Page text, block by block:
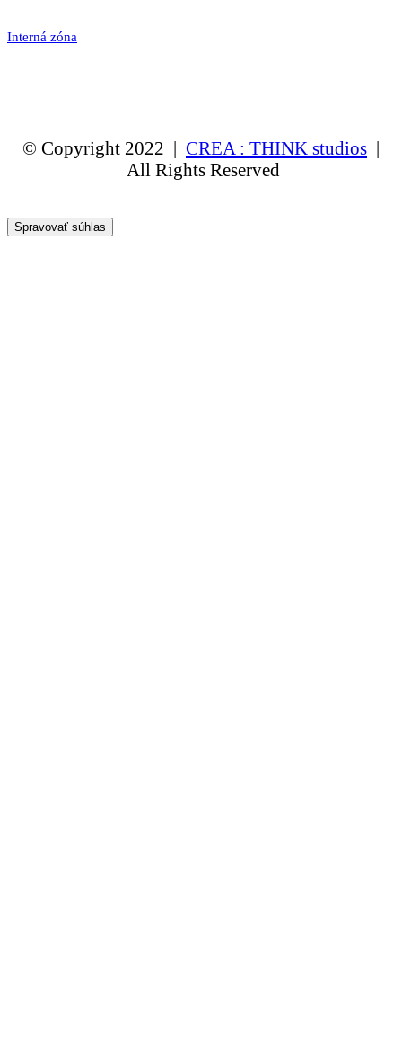
Interná zóna
© Copyright 2022 | CREA : THINK studios |
All Rights Reserved
Spravovať súhlas